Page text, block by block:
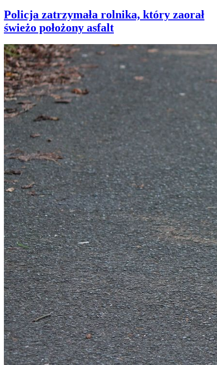
Policja zatrzymała rolnika, który zaorał
świeżo położony asfalt